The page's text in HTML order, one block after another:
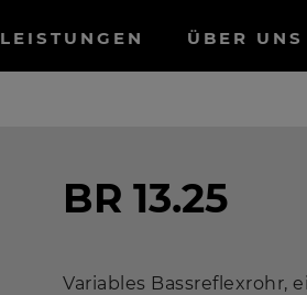
LEISTUNGEN ÜBER UNS
BR 13.25
Variables Bassreflexrohr,